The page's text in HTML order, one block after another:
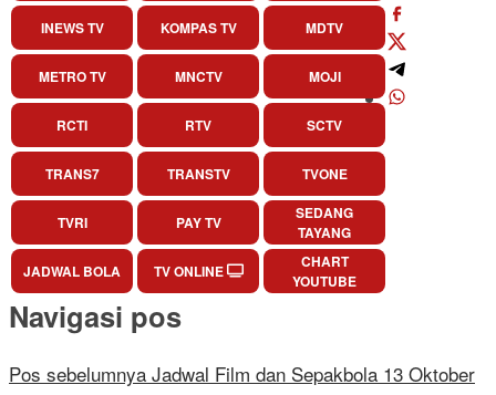
INEWS TV KOMPAS TV MDTV
METRO TV MNCTV MOJI
RCTI RTV SCTV
TRANS7 TRANSTV TVONE
TVRI PAY TV
SEDANG
TAYANG
JADWAL BOLA
TV ONLINE
CHART
YOUTUBE
Navigasi pos
Pos sebelumnya Jadwal Film dan Sepakbola 13 Oktober